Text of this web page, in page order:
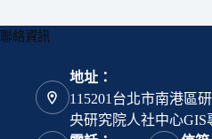
聯絡資訊
地址：
115201台北市南港區
央研究院人社中心GIS